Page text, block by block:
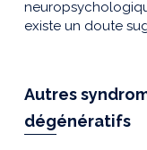
existe un doute
Autres
dégénératifs